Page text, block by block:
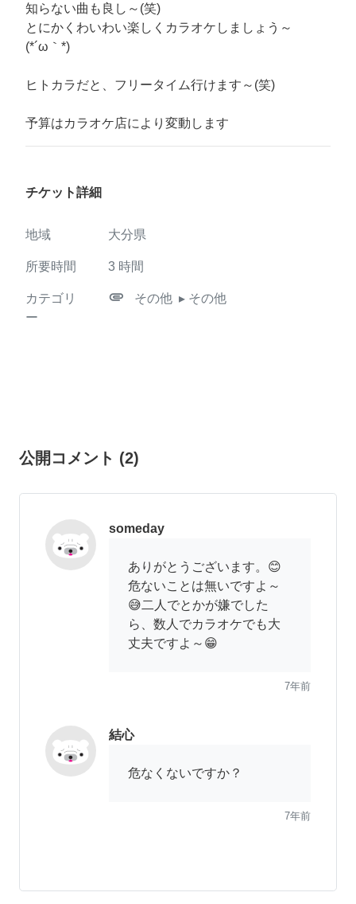
知らない曲も良し～(笑)
とにかくわいわい楽しくカラオケしましょう～
(*´ω｀*)
ヒトカラだと、フリータイム行けます～(笑)
予算はカラオケ店により変動します
チケット詳細
地域 大分県
所要時間 3 時間
カテゴリ
ー
attachment その他 ▸ その他
公開コメント (2)
someday
ありがとうございます。😊
危ないことは無いですよ～
😅二人でとかが嫌でした
ら、数人でカラオケでも大
丈夫ですよ～😁
7年前
結心
危なくないですか？
7年前